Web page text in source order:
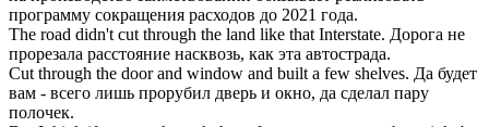
программу сокращения расходов до 2021 года.
The road didn't cut through the land like that Interstate. Дорога не
прорезала расстояние насквозь, как эта автострада.
Cut through the door and window and built a few shelves. Да будет
вам - всего лишь прорубил дверь и окно, да сделал пару
полочек.